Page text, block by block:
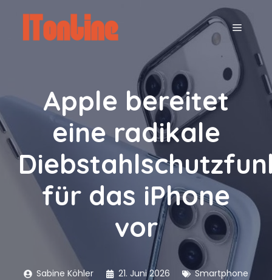
springen
MENÜ
Apple bereitet
eine radikale
für das iPhone
vor
Sabine Köhler 21. Juni 2026 Smartphone